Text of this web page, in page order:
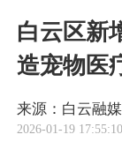
白云区新
造宠物医
来源：白云融媒
2026-01-19 17:55:10